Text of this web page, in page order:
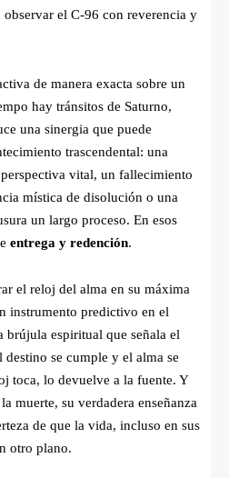
observar el C-96 con reverencia y
de manera exacta sobre un
hay tránsitos de Saturno,
una sinergia que puede
trascendental: una
vital, un fallecimiento
mística de disolución o una
un largo proceso. En esos
entrega y redención.
el reloj del alma en su máxima
instrumento predictivo en el
brújula espiritual que señala el
se cumple y el alma se
toca, lo devuelve a la fuente. Y
muerte, su verdadera enseñanza
de que la vida, incluso en sus
otro plano.